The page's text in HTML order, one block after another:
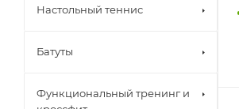
Настольный теннис
Батуты
Функциональный тренинг и